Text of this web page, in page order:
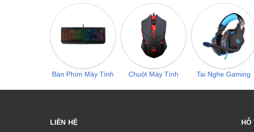
Bàn Phím Máy Tính Chuột Máy Tính Tai Nghe Gaming
LIÊN HỆ HỖ